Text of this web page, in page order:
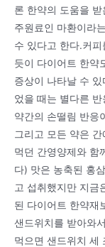
론 한약의 도움을
주원료인 마환이라
수 있다고 한다.커
듯이 다이어트 한약
증상이 나타날 수
었을 때는 별다른
약간의 손떨림 반응
그리고 모든 약은
먹던 간영양제와 함
다) 맛은 농축된 홍
고 섭취했지만 지금
된 다이어트 한약재
샌드위치를 받아와
먹으면 샌드위치 세